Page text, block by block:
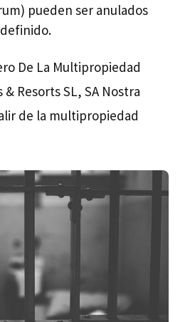
pueden ser anulados
De La Multipropiedad
& Resorts SL,SA Nostra
de la multipropiedad